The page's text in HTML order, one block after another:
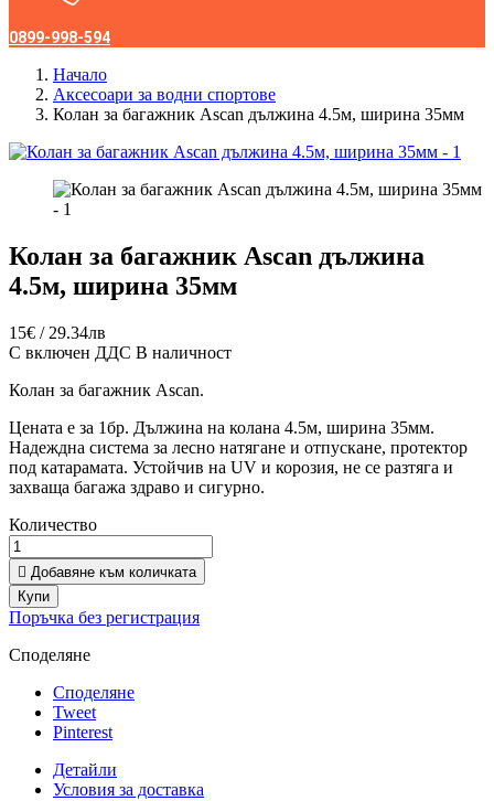
0899-998-594
Начало
Аксесоари за водни спортове
Колан за багажник Ascan дължина 4.5м, ширина 35мм
Колан за багажник Ascan дължина
4.5м, ширина 35мм
15€ / 29.34лв
С включен ДДС В наличност
Колан за багажник Ascan.
Цената е за 1бр. Дължина на колана 4.5м, ширина 35мм.
Надеждна система за лесно натягане и отпускане, протектор
под катарамата. Устойчив на UV и корозия, не се разтяга и
захваща багажа здраво и сигурно.
Количество
 Добавяне към количката
Купи
Поръчка без регистрация
Споделяне
Споделяне
Tweet
Pinterest
Детайли
Условия за доставка